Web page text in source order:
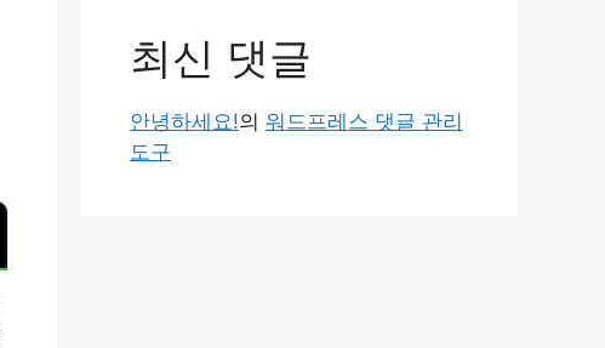
최신 댓글
안녕하세요!의 워드프레스 댓글 관리
도구